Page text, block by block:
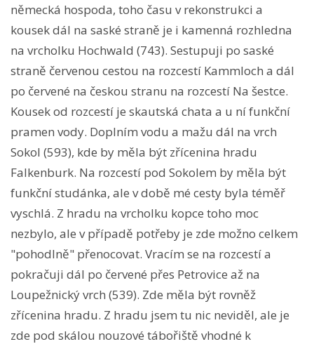
německá hospoda, toho času v rekonstrukci a
kousek dál na saské straně je i kamenná rozhledna
na vrcholku Hochwald (743). Sestupuji po saské
straně červenou cestou na rozcestí Kammloch a dál
po červené na českou stranu na rozcestí Na šestce.
Kousek od rozcestí je skautská chata a u ní funkční
pramen vody. Doplním vodu a mažu dál na vrch
Sokol (593), kde by měla být zřícenina hradu
Falkenburk. Na rozcestí pod Sokolem by měla být
funkční studánka, ale v době mé cesty byla téměř
vyschlá. Z hradu na vrcholku kopce toho moc
nezbylo, ale v případě potřeby je zde možno celkem
"pohodlně" přenocovat. Vracím se na rozcestí a
pokračuji dál po červené přes Petrovice až na
Loupežnický vrch (539). Zde měla být rovněž
zřícenina hradu. Z hradu jsem tu nic neviděl, ale je
zde pod skálou nouzové tábořiště vhodné k